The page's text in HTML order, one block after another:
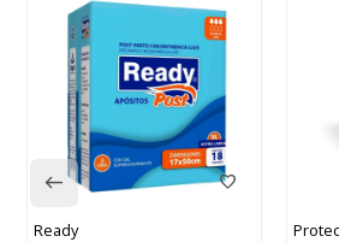
Protectores Para Cama